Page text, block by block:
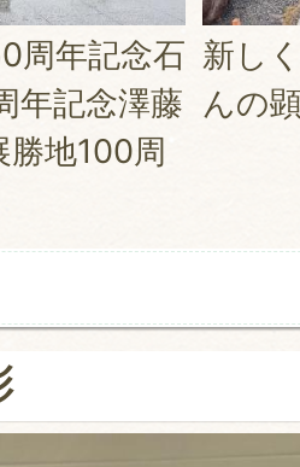
周年記念石
年記念澤藤
勝地100周
新し
んの